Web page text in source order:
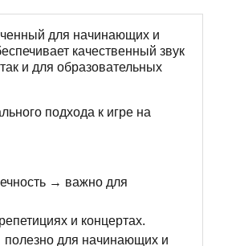
для начинающих и
качественный звук
и для образовательных
подхода к игре на
→ важно для
и концертах.
для начинающих и